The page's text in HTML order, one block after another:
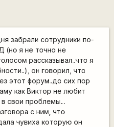
забрали сотрудники по-
(но я не точно не
рассказывал..что я
он говорил, что
этот форум..до сих пор
как Виктор не любит
свои проблемы...
с ним, что
чувиха которую он